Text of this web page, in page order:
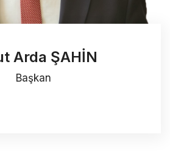
Arda ŞAHİN
Başkan